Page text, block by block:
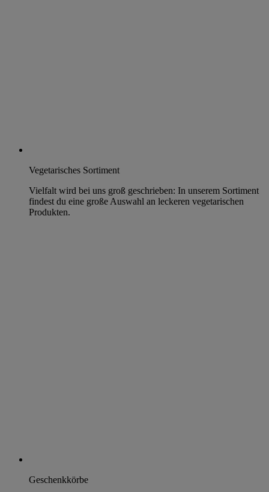
Vegetarisches Sortiment
Vielfalt wird bei uns groß geschrieben: In unserem Sortiment
findest du eine große Auswahl an leckeren vegetarischen
Produkten.
Geschenkkörbe